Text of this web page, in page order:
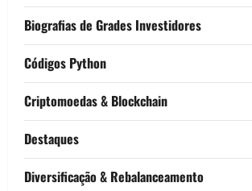
Biografias de Grades Investidores
Códigos Python
Criptomoedas & Blockchain
Destaques
Diversificação & Rebalanceamento